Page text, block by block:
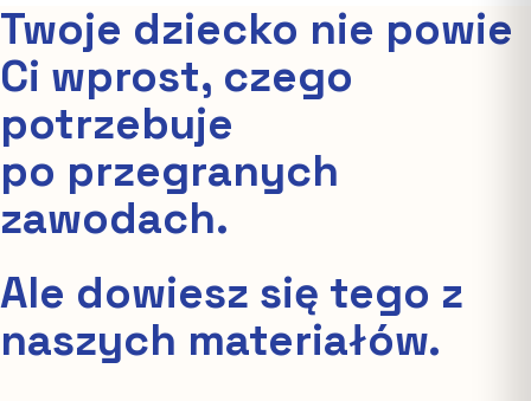
Twoje dziecko nie powie
Ci wprost, czego
potrzebuje
po przegranych
zawodach.
Ale dowiesz się tego z
naszych materiałów.